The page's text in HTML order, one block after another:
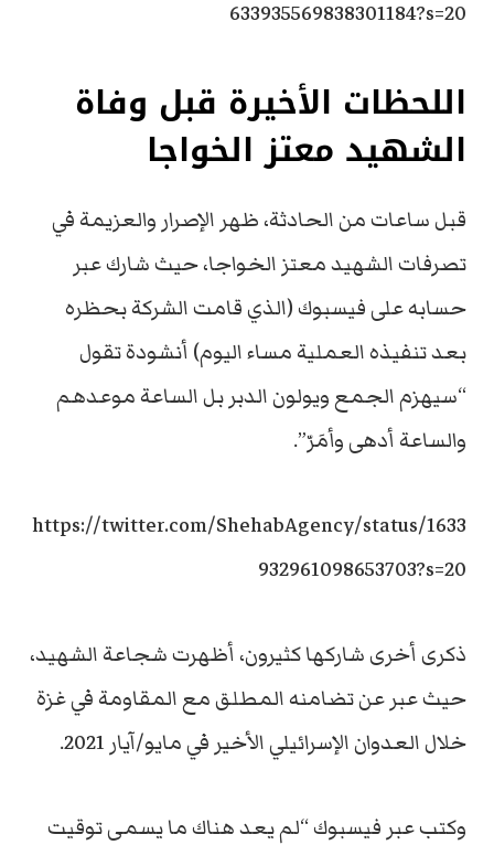
633935569838301184?s=20
اللحظات الأخيرة قبل وفاة
الشهيد معتز الخواجا
قبل ساعات من الحادثة، ظهر الإصرار والعزيمة في
تصرفات الشهيد معتز الخواجا، حيث شارك عبر
حسابه على فيسبوك (الذي قامت الشركة بحظره
بعد تنفيذه العملية مساء اليوم) أنشودة تقول
“سيهزم الجمع ويولون الدبر بل الساعة موعدهم
والساعة أدهى وأمَرّ”.
https://twitter.com/ShehabAgency/status/1633
932961098653703?s=20
ذكرى أخرى شاركها كثيرون، أظهرت شجاعة الشهيد،
حيث عبر عن تضامنه المطلق مع المقاومة في غزة
خلال العدوان الإسرائيلي الأخير في مايو/آيار 2021.
وكتب عبر فيسبوك “لم يعد هناك ما يسمى توقيت